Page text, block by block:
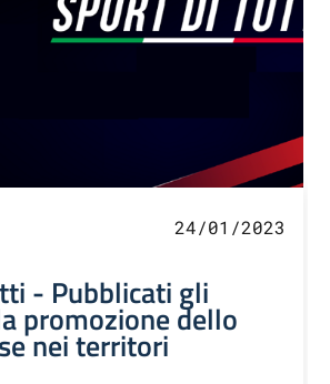
24/01/2023
- Pubblicati gli
promozione dello
nei territori